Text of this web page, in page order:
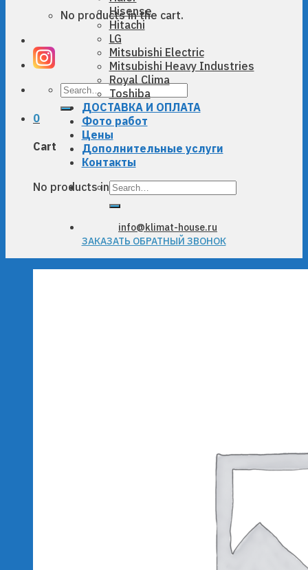
No products in the cart.
Search
0
Cart
No products in the cart.
Hisense
Hitachi
LG
Mitsubishi Electric
Mitsubishi Heavy Industries
Royal Clima
Toshiba
ДОСТАВКА И ОПЛАТА
Фото работ
Цены
Дополнительные услуги
Контакты
Search
info@klimat-house.ru
ЗАКАЗАТЬ ОБРАТНЫЙ ЗВОНОК